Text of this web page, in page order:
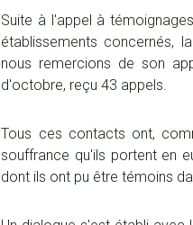
Suite à l'appel à
établissements concernés,
nous remercions de son
d'octobre, reçu 43 appels.
Tous ces contacts ont,
souffrance qu'ils portent en
dont ils ont pu être témoins